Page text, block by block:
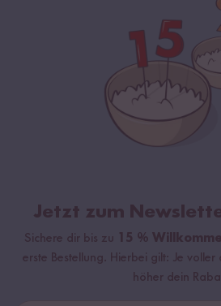
Jetzt zum
Sichere dir bis zu 15 %
erste Bestellung. Hierbei gilt: Je
höher dein